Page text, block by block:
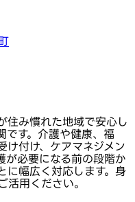
住み慣れた地域で安心し
です。介護や健康、福
け付け、ケアマネジメン
が必要になる前の段階か
に幅広く対応します。身
活用ください。